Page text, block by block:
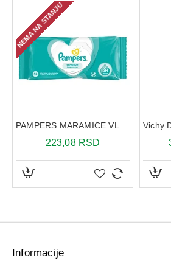
NEMA NA STANJU
223,08 RSD
Informacije